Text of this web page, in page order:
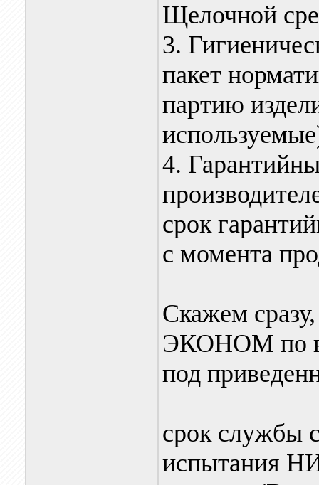
Щелочной
3.
пакет
партию
4.
срок
с момента
Скажем
ЭКОНОМ по
под
срок службы
испытания